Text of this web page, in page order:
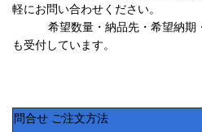
軽にお問い合わせください。
希望数量・納品先・希望納期・
も受付しています。
問合せ ご注文方法